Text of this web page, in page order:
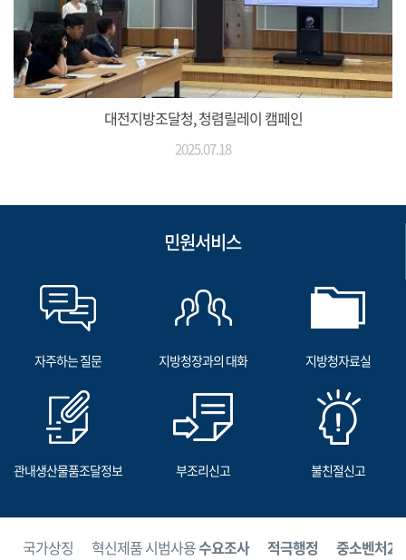
대전지방조달청, 청렴릴레이 캠페인
2025.07.18
민원서비스
자주하는 질문 지방청장과의 대화 지방청자료실
관내생산물품조달정보 부조리신고 불친절신고
국가상징 혁신제품 시범사용수요조사 적극행정 중소벤처24